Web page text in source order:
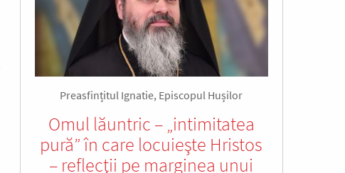
Preasfințitul Ignatie, Episcopul Hușilor
Omul lăuntric – „intimitatea
pură” în care locuieşte Hristos
– reflecţii pe marginea unui